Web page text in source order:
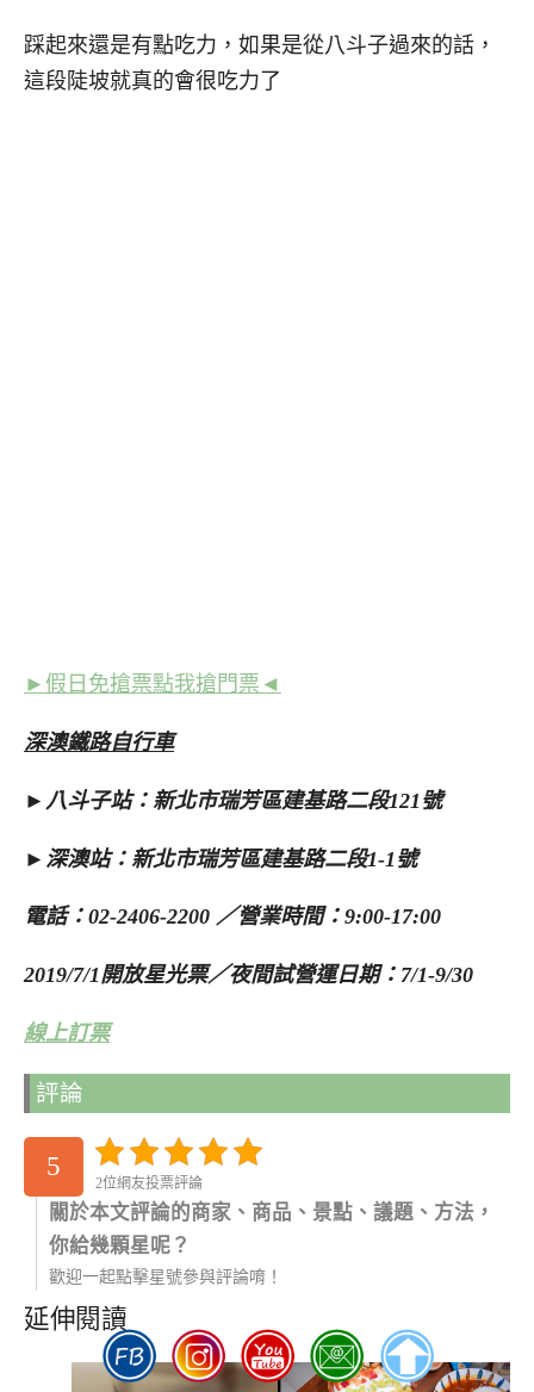
踩起來還是有點吃力，如果是從八斗子過來的話，
這段陡坡就真的會很吃力了
►假日免搶票點我搶門票◄
深澳鐵路自行車
►八斗子站：新北市瑞芳區建基路二段121號
►深澳站：新北市瑞芳區建基路二段1-1號
電話：02-2406-2200 ／營業時間：9:00-17:00
2019/7/1開放星光票／夜間試營運日期：7/1-9/30
線上訂票
評論
5
2位網友投票評論
關於本文評論的商家、商品、景點、議題、方法，
你給幾顆星呢？
歡迎一起點擊星號參與評論唷！
延伸閱讀